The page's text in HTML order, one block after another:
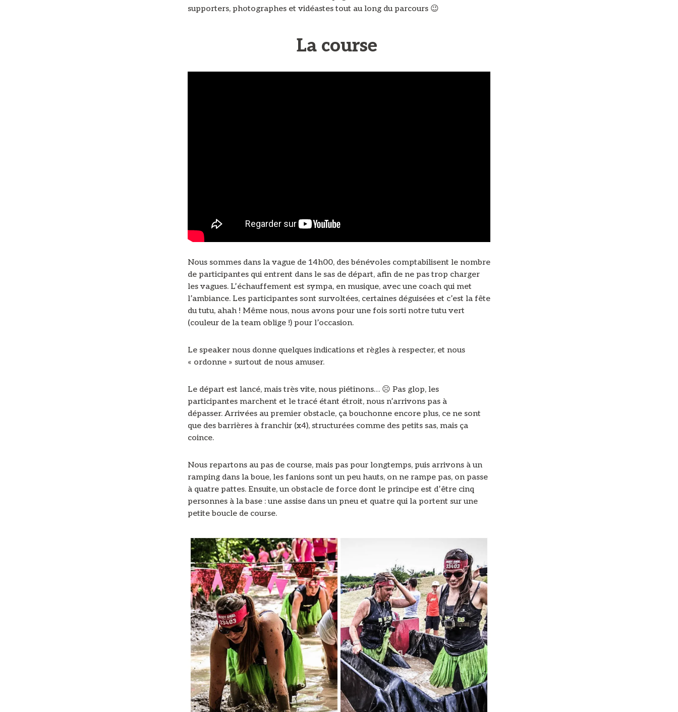
supporters, photographes et vidéastes tout au long du parcours 😉
La course
Nous sommes dans la vague de 14h00, des bénévoles comptabilisent le nombre
de participantes qui entrent dans le sas de départ, afin de ne pas trop charger
les vagues. L’échauffement est sympa, en musique, avec une coach qui met
l’ambiance. Les participantes sont survoltées, certaines déguisées et c’est la fête
du tutu, ahah ! Même nous, nous avons pour une fois sorti notre tutu vert
(couleur de la team oblige !) pour l’occasion.
Le speaker nous donne quelques indications et règles à respecter, et nous
« ordonne » surtout de nous amuser.
Le départ est lancé, mais très vite, nous piétinons… ☹ Pas glop, les
participantes marchent et le tracé étant étroit, nous n’arrivons pas à
dépasser. Arrivées au premier obstacle, ça bouchonne encore plus, ce ne sont
que des barrières à franchir (x4), structurées comme des petits sas, mais ça
coince.
Nous repartons au pas de course, mais pas pour longtemps, puis arrivons à un
ramping dans la boue, les fanions sont un peu hauts, on ne rampe pas, on passe
à quatre pattes. Ensuite, un obstacle de force dont le principe est d’être cinq
personnes à la base : une assise dans un pneu et quatre qui la portent sur une
petite boucle de course.